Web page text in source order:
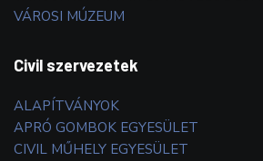
VÁROSI MÚZEUM
Civil szervezetek
ALAPÍTVÁNYOK
APRÓ GOMBOK EGYESÜLET
CIVIL MŰHELY EGYESÜLET